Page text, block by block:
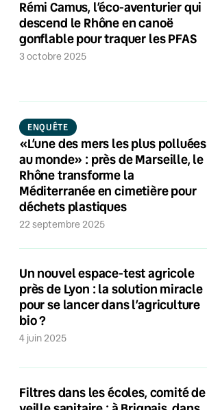
Rémi Camus, l’éco-aventurier qui
descend le Rhône en canoë
gonflable pour traquer les PFAS
3 octobre 2025
ENQUÊTE
«L’une des mers les plus polluées
au monde» : près de Marseille, le
Rhône transforme la
Méditerranée en cimetière pour
déchets plastiques
22 septembre 2025
Un nouvel espace-test agricole
près de Lyon : la solution miracle
pour se lancer dans l’agriculture
bio ?
4 juin 2025
Filtres dans les écoles, comité de